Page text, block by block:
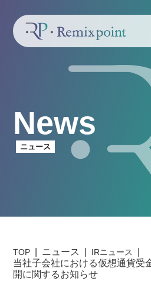
News
ニュース
TOP ニュース IRニュース
当社子会社における仮想通貨受
開に関するお知らせ